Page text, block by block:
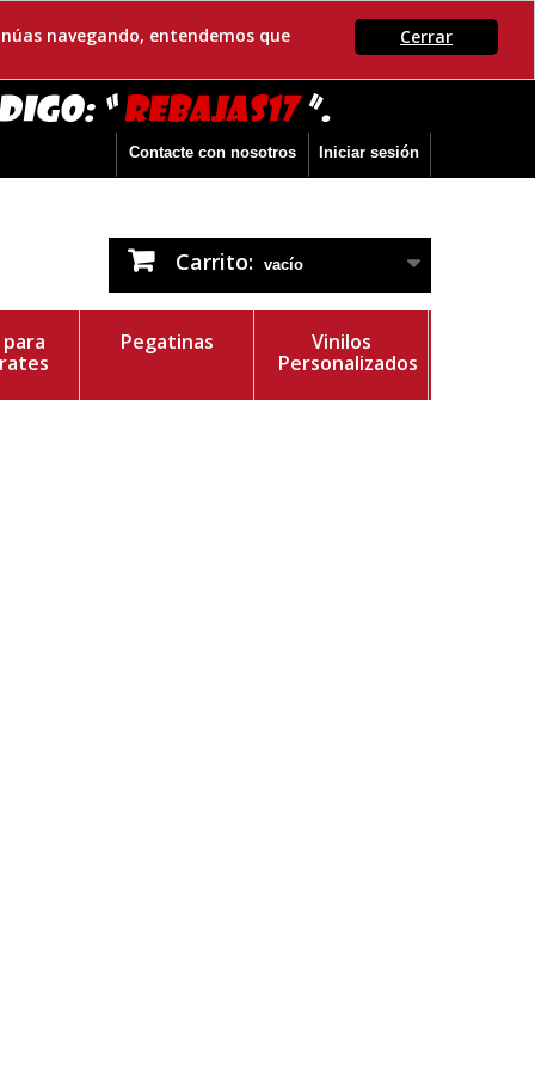
Cerrar
navegando, entendemos que
Iniciar sesión
Contacte con nosotros
Carrito: vacío
Pegatinas
Vinilos
Personalizados